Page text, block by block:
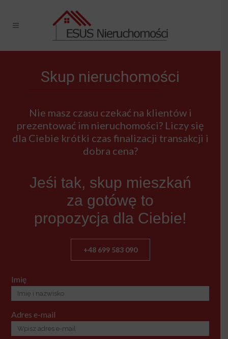
Skup nieruchomości
Nie masz czasu czekać na klientów i
prezentować im nieruchomości? Liczy się
dla Ciebie krótki czas finalizacji transakcji i
dobra cena?
Jeśi tak, skup mieszkań
za gotówę to
propozycja dla Ciebie!
+48 699 583 090
Imię
Adres e-mail